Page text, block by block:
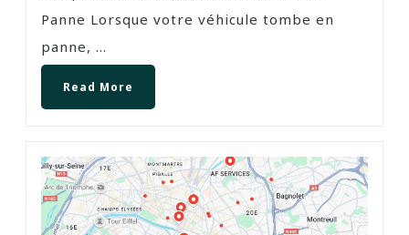
Panne Lorsque votre véhicule tombe en
panne, ...
Read More